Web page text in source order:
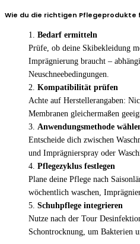
Wie du die richtigen Pflegeprodukte
Bedarf ermitteln
Prüfe, ob deine Skibekleidung
Imprägnierung braucht –
Neuschnee­bedingungen.
Kompatibilität prüfen
Achte auf Herstellerangaben:
Membranen gleichermaßen
Anwendungsmethode
Entscheide dich zwischen
und Imprägnier­spray oder
Pflegezyklus festlegen
Plane deine Pflege nach
wöchentlich waschen,
Schuhpflege integrieren
Nutze nach der Tour
Schon­trocknung, um Bakterien